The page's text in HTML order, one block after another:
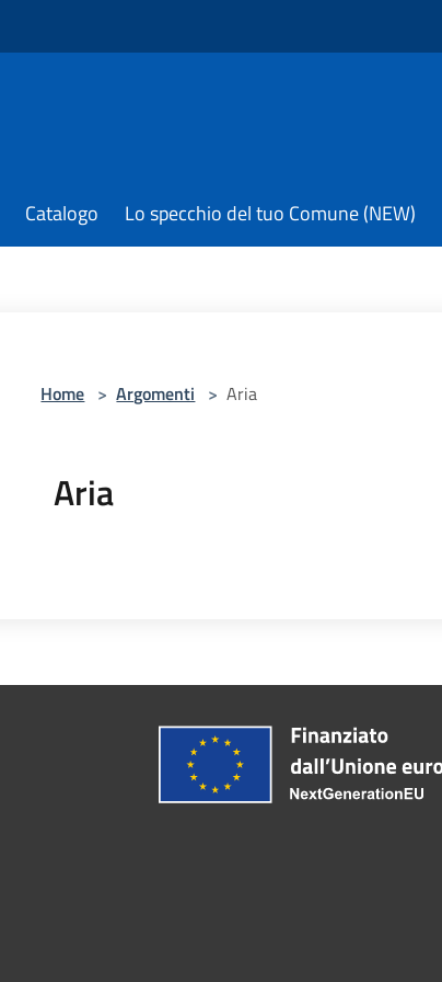
Catalogo Lo specchio del tuo Comune (NEW)
Home > Argomenti > Aria
Aria